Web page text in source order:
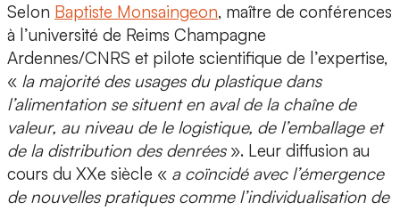
Selon Baptiste Monsaingeon, maître de conférences
à l’université de Reims Champagne
Ardennes/CNRS et pilote scientifique de l’expertise,
« la majorité des usages du plastique dans
l’alimentation se situent en aval de la chaîne de
valeur, au niveau de le logistique, de l’emballage et
de la distribution des denrées». Leur diffusion au
cours du XXe siècle « a coïncidé avec l’émergence
de nouvelles pratiquescomme l’individualisation de